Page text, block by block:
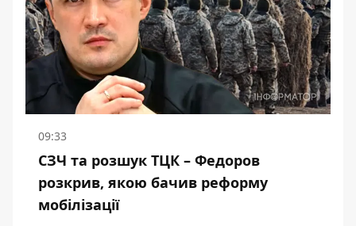
09:33
СЗЧ та розшук ТЦК – Федоров
розкрив, якою бачив реформу
мобілізації